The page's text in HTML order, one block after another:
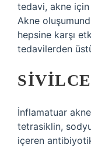
tedavi, akne için
Akne
hepsine karşı
tedavilerden
İnflamatuar
tetrasiklin,
içeren